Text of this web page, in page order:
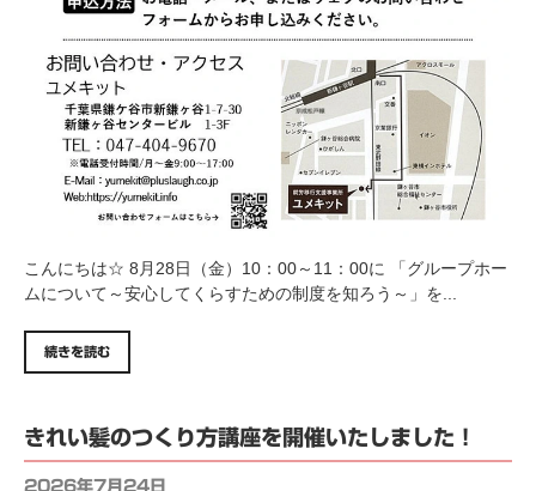
こんにちは☆ 8月28日（金）10：00～11：00に 「グループホー
ムについて～安心してくらすための制度を知ろう～」を...
続きを読む
きれい髪のつくり方講座を開催いたしました！
2026年7月24日